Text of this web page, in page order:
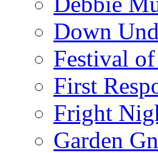
Down
Festival of
First
Fright
Garden